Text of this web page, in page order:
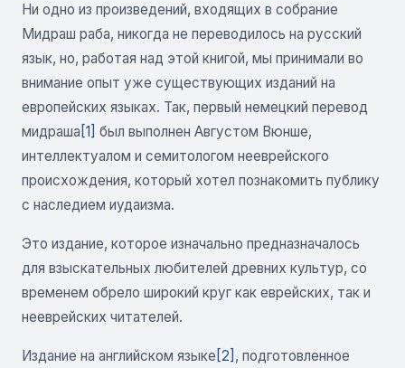
Ни одно из произведений, входящих в собрание
Мидраш раба, никогда не переводилось на русский
язык, но, работая над этой книгой, мы принимали во
внимание опыт уже существующих изданий на
европейских языках. Так, первый немецкий перевод
мидраша [1] был выполнен Августом Вюнше,
интеллектуалом и семитологом нееврейского
происхождения, который хотел познакомить публику
с наследием иудаизма.
Это издание, которое изначально предназначалось
для взыскательных любителей древних культур, со
временем обрело широкий круг как еврейских, так и
нееврейских читателей.
Издание на английском языке [2] , подготовленное